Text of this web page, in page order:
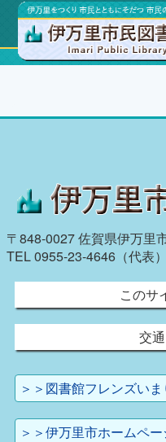
トップページ
〒848-0027 佐賀県伊万里
TEL 0955-23-4646（代表
このサ
交
＞＞図書館フレンズいま
＞＞伊万里市ホームペー